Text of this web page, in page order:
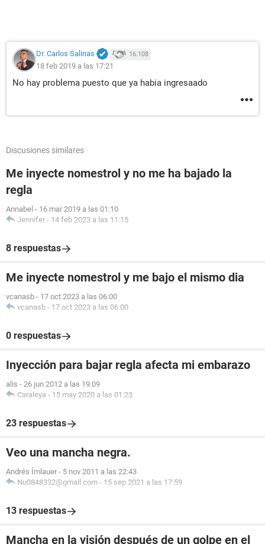
Dr. Carlos Salinas 16.108
18 feb 2019 a las 17:21
No hay problema puesto que ya habia ingresaado
Discusiones similares
Me inyecte nomestrol y no me ha bajado la
regla
Annabel - 16 mar 2019 a las 01:10
Jennifer - 14 feb 2023 a las 11:15
8 respuestas
Me inyecte nomestrol y me bajo el mismo dia
vcanasb - 17 oct 2023 a las 06:00
vcanasb - 17 oct 2023 a las 06:00
0 respuestas
Inyección para bajar regla afecta mi embarazo
alis - 26 jun 2012 a las 19:09
Caraleya - 15 may 2020 a las 01:23
23 respuestas
Veo una mancha negra.
Andrés Ímlauer - 5 nov 2011 a las 22:43
Nu0848332@gmail.com - 15 sep 2021 a las 17:59
13 respuestas
Mancha en la visión después de un golpe en el